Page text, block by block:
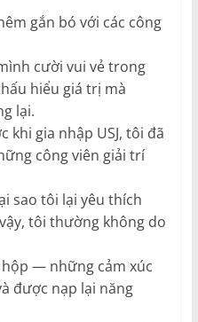
gắn bó với các công
cười vui vẻ trong
hiểu giá trị mà
lại.
khi gia nhập USJ, tôi đã
công viên giải trí
sao tôi lại yêu thích
tôi thường không do
hộp — những cảm xúc
được nạp lại năng